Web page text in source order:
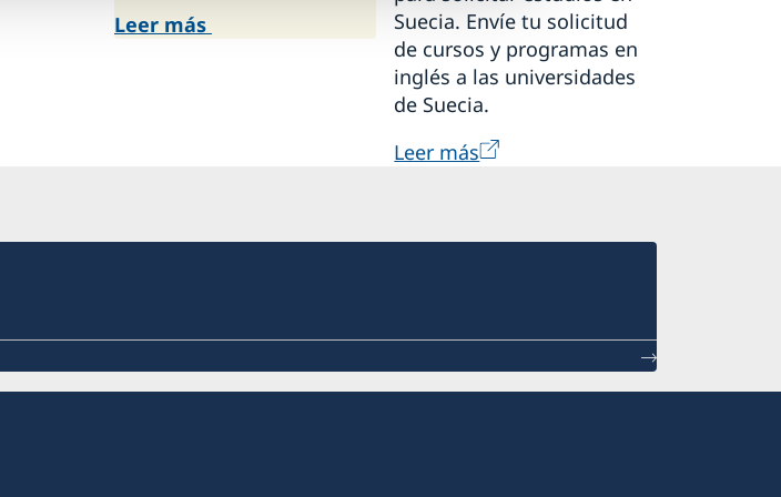
Leer más
Suecia. Envíe tu solicitud
de cursos y programas en
inglés a las universidades
de Suecia.
Leer más